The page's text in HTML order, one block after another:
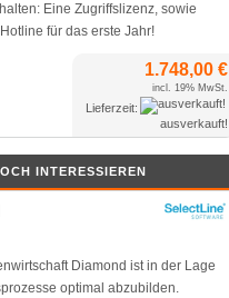
Eine Zugriffslizenz, sowie
für das erste Jahr!
1.748,00 €
incl. 19% MwSt.
Lieferzeit:
ausverkauft!
INTERESSIEREN
Diamond ist in der Lage
optimal abzubilden.